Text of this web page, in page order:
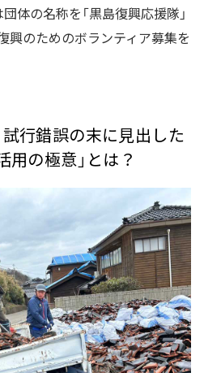
体の名称を「黒島復興応援隊」
興のためのボランティア募集を
行錯誤の末に見出した
用の極意」とは？